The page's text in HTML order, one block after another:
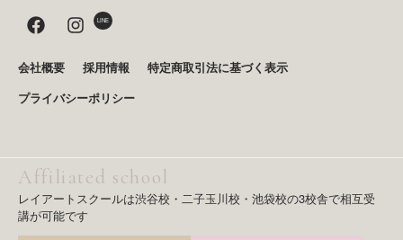
F
a
e
o
I
n
g
m
LINE
会社概要 採用情報
特定商取引法に基づく表示
プライバシーポリシー
Affiliated school
レイアートスクールは渋谷校・二子玉川校・池袋校の3校舎で相互受
講が可能です